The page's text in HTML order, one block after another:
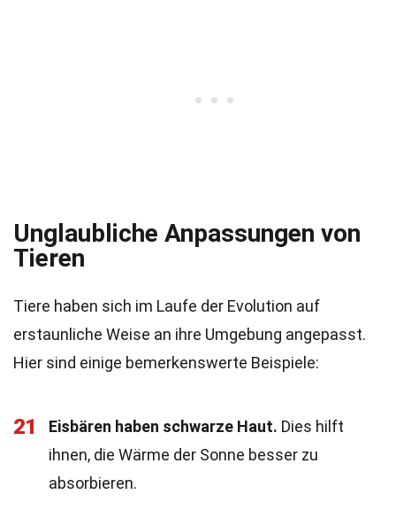
Unglaubliche Anpassungen von
Tieren
Tiere haben sich im Laufe der Evolution auf
erstaunliche Weise an ihre Umgebung angepasst.
Hier sind einige bemerkenswerte Beispiele:
21 Eisbären haben schwarze Haut. Dies hilft
ihnen, die Wärme der Sonne besser zu
absorbieren.